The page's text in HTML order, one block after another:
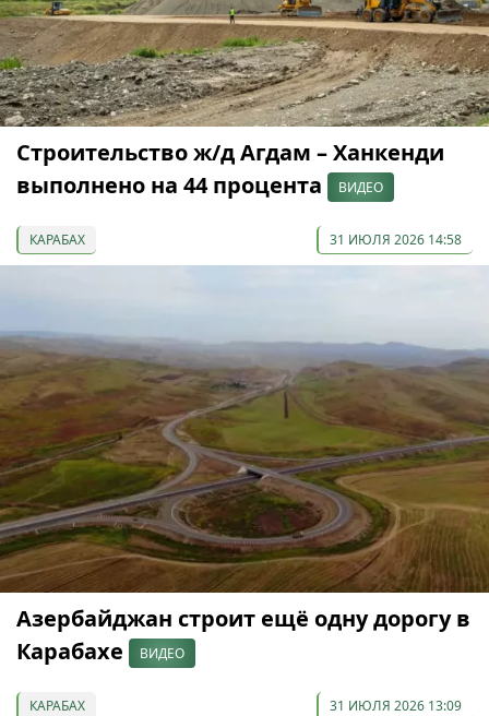
Строительство ж/д Агдам – Ханкенди
выполнено на 44 процента
ВИДЕО
КАРАБАХ 31 ИЮЛЯ 2026 14:58
Азербайджан строит ещё одну дорогу в
Карабахе
ВИДЕО
КАРАБАХ 31 ИЮЛЯ 2026 13:09